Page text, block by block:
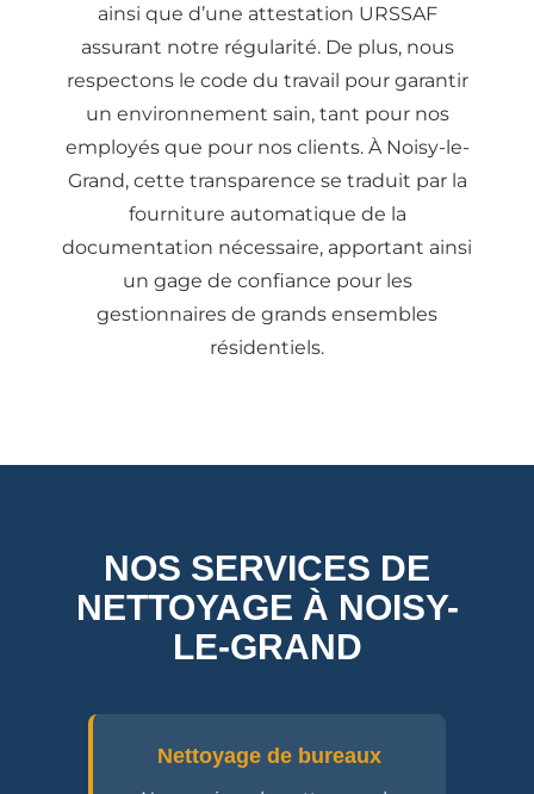
ainsi que d’une attestation URSSAF
assurant notre régularité. De plus, nous
respectons le code du travail pour garantir
un environnement sain, tant pour nos
employés que pour nos clients. À Noisy-le-
Grand, cette transparence se traduit par la
fourniture automatique de la
documentation nécessaire, apportant ainsi
un gage de confiance pour les
gestionnaires de grands ensembles
résidentiels.
NOS SERVICES DE
NETTOYAGE À NOISY-
LE-GRAND
Nettoyage de bureaux